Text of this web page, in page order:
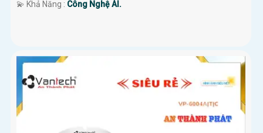
️💫 Khả Năng : Công Nghệ AI.